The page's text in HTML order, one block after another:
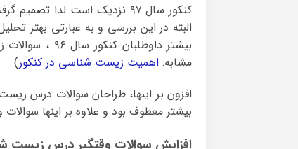
البته در این بررسی و به عبارتی بهتر
بیشتر
مشابه: اهمیت زیست شناسی در کنکور)
افزون بر اینها، طراحان سوالات درس
بیشتر معطوف بود و علاوه بر اینها
افزایش سوالات وقتگیر درس زیست